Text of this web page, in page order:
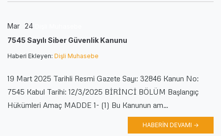
Mar 24
7545 Sayılı Siber Güvenlik Kanunu
Haberi Ekleyen: Dişli Muhasebe
19 Mart 2025 Tarihli Resmi Gazete Sayı: 32846 Kanun No:
7545 Kabul Tarihi: 12/3/2025 BİRİNCİ BÖLÜM Başlangıç
Hükümleri Amaç MADDE 1- (1) Bu Kanunun am…
HABERIN DEVAMI →